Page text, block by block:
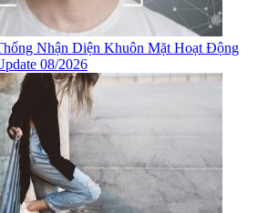
Nhận Diện Khuôn Mặt Hoạt Động
08/2026